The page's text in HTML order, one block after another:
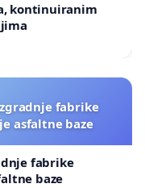
kontinuiranim
fabrike
asfaltne baze
fabrike
baze